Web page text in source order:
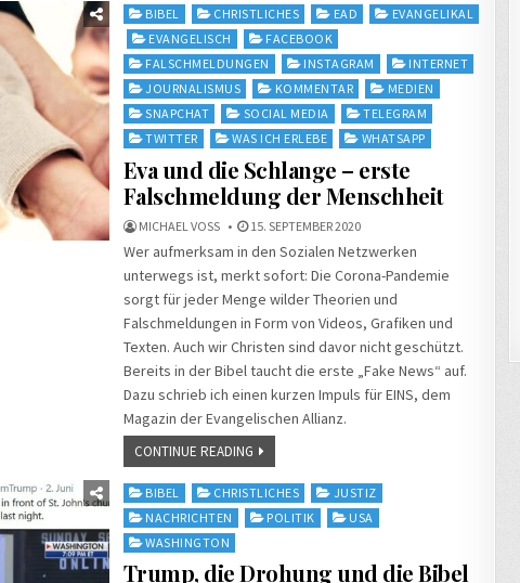
Posted
in
BIBEL CHRISTLICHES EAD
EVANGELIKAL
EVANGELISCH
FACEBOOK
FALSCHMELDUNGEN
INSTAGRAM
INTERNET
JOURNALISMUS
KOMMENTAR
MEDIEN
SNAPCHAT
SOCIAL MEDIA
TELEGRAM
TWITTER
WAS ICH ERLEBE WHATSAPP
Eva und die Schlange – erste
Falschmeldung der Menschheit
MICHAEL VOSS 15. SEPTEMBER 2020
Wer aufmerksam in den Sozialen Netzwerken
unterwegs ist, merkt sofort: Die Corona-Pandemie
sorgt für jeder Menge wilder Theorien und
Falschmeldungen in Form von Videos, Grafiken und
Texten. Auch wir Christen sind davor nicht geschützt.
Bereits in der Bibel taucht die erste „Fake News“ auf.
Dazu schrieb ich einen kurzen Impuls für EINS, dem
Magazin der Evangelischen Allianz.
CONTINUE READING
Posted
in
BIBEL CHRISTLICHES
JUSTIZ
NACHRICHTEN
POLITIK
USA
WASHINGTON
Trump, die Drohung und die Bibel